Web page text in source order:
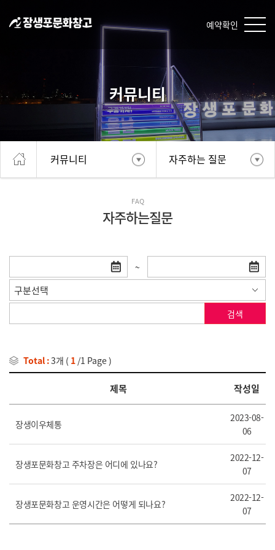
예약확인
커뮤니티
커뮤니티 자주하는 질문
FAQ
자주하는질문
~
검색
Total :3개 ( 1 /1 Page )
제목 작성일
장생이우체통
2023-08-
06
장생포문화창고 주차장은 어디에 있나요?
2022-12-
07
장생포문화창고 운영시간은 어떻게 되나요?
2022-12-
07